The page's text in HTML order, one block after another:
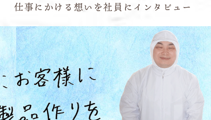
仕事にかける想いを社員にインタビュー